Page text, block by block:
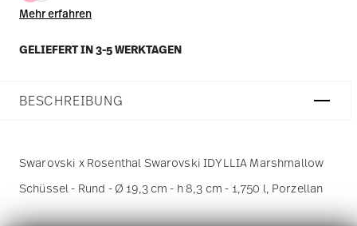
Mehr erfahren
GELIEFERT IN 3-5 WERKTAGEN
BESCHREIBUNG
Swarovski x Rosenthal Swarovski IDYLLIA Marshmallow
Schüssel - Rund - Ø 19,3 cm - h 8,3 cm - 1,750 l, Porzellan